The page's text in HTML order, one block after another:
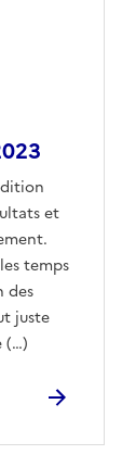
et
temps
des
juste
(…)